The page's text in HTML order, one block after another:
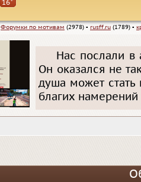
16
Форумки по мотивам (2978) ▪ rusff.ru (1789) ▪
Нас послали
Он оказался не
душа может стать
благих намерений